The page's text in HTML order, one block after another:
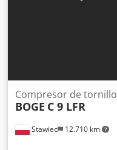
Stawiec 12.710 km
Compresor de tornillo
BOGE C 9 LFR